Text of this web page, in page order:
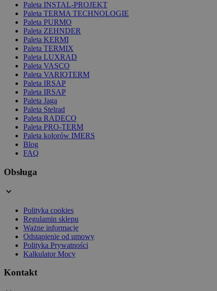
Paleta INSTAL-PROJEKT
Paleta TERMA TECHNOLOGIE
Paleta PURMO
Paleta ZEHNDER
Paleta KERMI
Paleta TERMIX
Paleta LUXRAD
Paleta VASCO
Paleta VARIOTERM
Paleta IRSAP
Paleta IRSAP
Paleta Jaga
Paleta Stelrad
Paleta RADECO
Paleta PRO-TERM
Paleta kolorów IMERS
Blog
FAQ
Obsługa
Polityka cookies
Regulamin sklepu
Ważne informacje
Odstąpienie od umowy
Polityka Prywatności
Kalkulator Mocy
Kontakt